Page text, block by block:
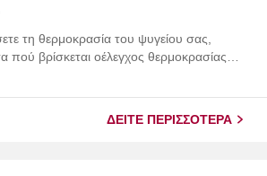
τη θερμοκρασία του ψυγείου σας,
πού βρίσκεται οέλεγχος θερμοκρασίας
ΔΕΊΤΕ ΠΕΡΙΣΣΌΤΕΡΑ